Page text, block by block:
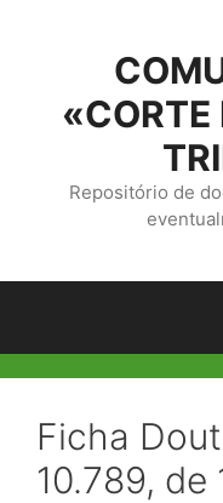
conteúdo
Repositório de
Ficha
10.789, de